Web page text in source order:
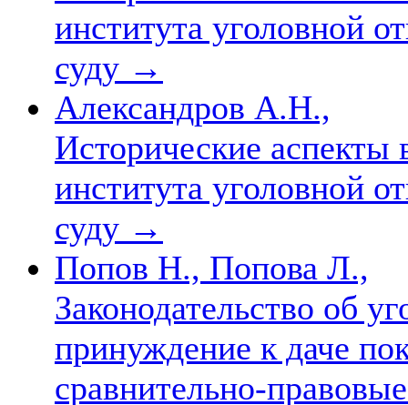
института уголовной
суду →
Александров А.Н.,
Исторические аспекты
института уголовной
суду →
Попов Н., Попова Л.,
Законодательство об
принуждение к даче
сравнительно-